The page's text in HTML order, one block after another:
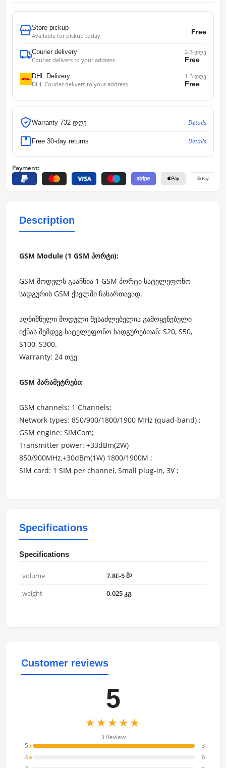
Store pickup
Available for pickup today
Free
Courier delivery
Courier delivers to your address
2-3 დღე
Free
DHL Delivery
DHL Courier delivers to your address
1-3 დღე
Free
Warranty 732 დღე Details
Free 30-day returns Details
Payment:
Description
GSM Module (1 GSM პორტი):
GSM მოდულს გააჩნია 1 GSM პორტი სატელეფონო
სადგურის GSM ქსელში ჩასართავად.
აღნიშნული მოდული შესაძლებელია გამოყენებული
იქნას შემდეგ სატელეფონო სადგურებთან: S20, S50,
S100, S300.
Warranty: 24 თვე
GSM პარამეტრები:
GSM channels: 1 Channels;
Network types: 850/900/1800/1900 MHz (quad-band) ;
GSM engine: SIMCom;
Transmitter power: +33dBm(2W)
850/900MHz,+30dBm(1W) 1800/1900M ;
SIM card: 1 SIM per channel, Small plug-in, 3V ;
Specifications
Specifications
volume
7.8E-5 მ³
weight
0.025 კგ
Customer reviews
5
★★★★★
3 Review
5★ 3
4★ 0